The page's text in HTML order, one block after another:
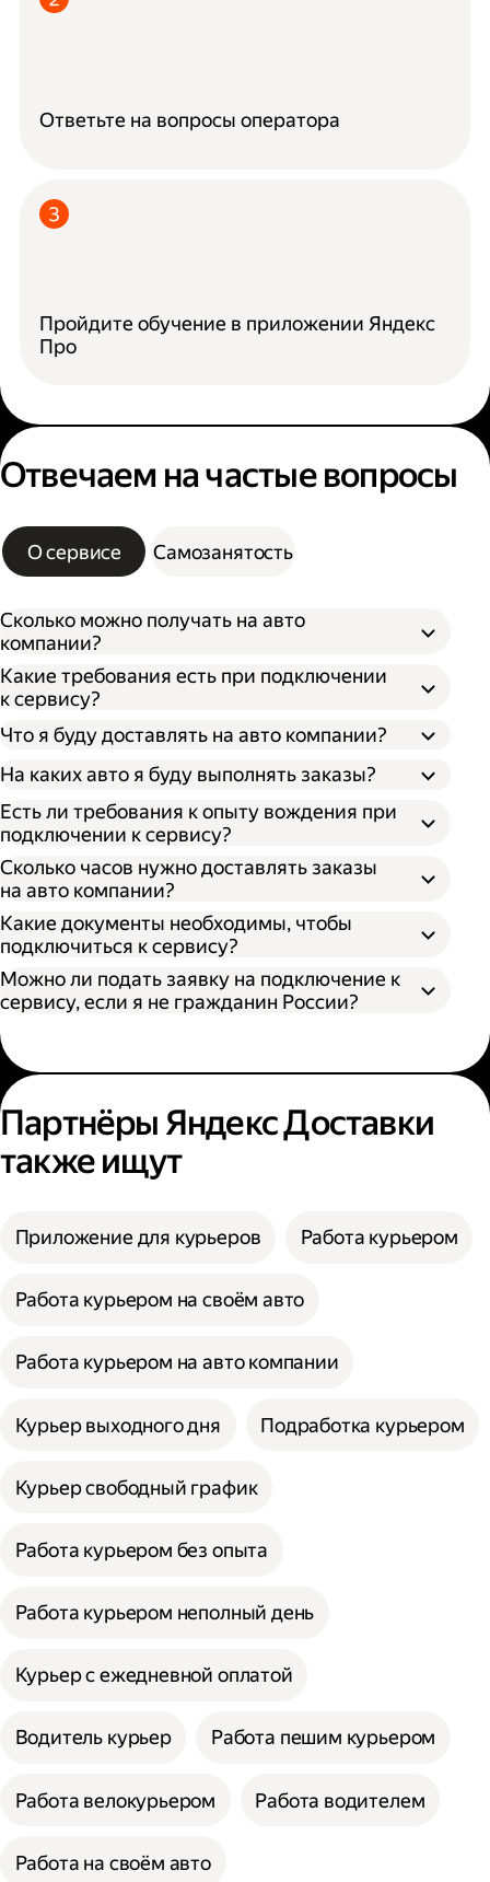
Ответьте на вопросы оператора
Пройдите обучение в приложении Яндекс
Про
Отвечаем на частые вопросы
О сервисе Самозанятость
Сколько можно получать на авто
компании?
Какие требования есть при подключении
к сервису?
Что я буду доставлять на авто компании?
На каких авто я буду выполнять заказы?
Есть ли требования к опыту вождения при
подключении к сервису?
Сколько часов нужно доставлять заказы
на авто компании?
Какие документы необходимы, чтобы
подключиться к сервису?
Можно ли подать заявку на подключение к
сервису, если я не гражданин России?
Партнёры Яндекс Доставки
также ищут
Приложение для курьеров Работа курьером
Работа курьером на своём авто
Работа курьером на авто компании
Курьер выходного дня Подработка курьером
Курьер свободный график
Работа курьером без опыта
Работа курьером неполный день
Курьер с ежедневной оплатой
Водитель курьер Работа пешим курьером
Работа велокурьером Работа водителем
Работа на своём авто